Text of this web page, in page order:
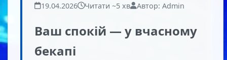
19.04.2026 Читати ~5 хв Автор: Admin
Ваш спокій — у вчасному
бекапі